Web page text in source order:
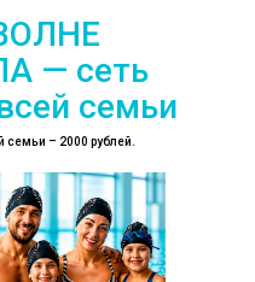
— сеть
семьи
семьи – 2000 рублей.